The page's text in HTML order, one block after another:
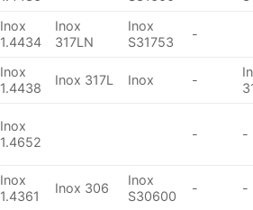
Inox
1.4434
Inox
317LN
Inox
S31753
-
Inox
1.4438
Inox 317L Inox -
Inox
1.4652
- -
Inox
1.4361
Inox 306
Inox
S30600
- -